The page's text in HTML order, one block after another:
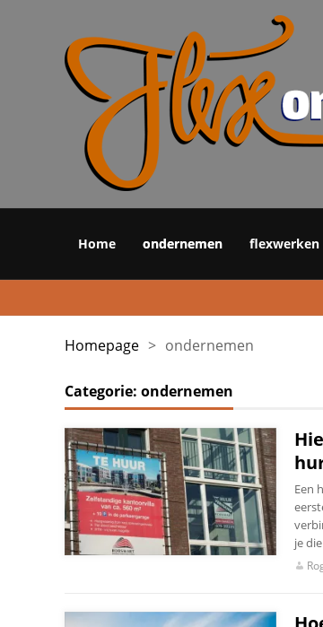
Home ondernemen flexwerken
Homepage > ondernemen
Categorie: ondernemen
Een
je